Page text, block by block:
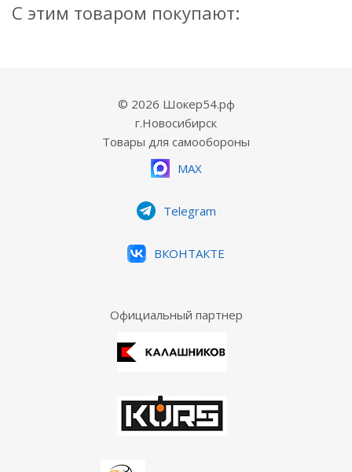
С этим товаром покупают:
© 2026 Шокер54.рф
г.Новосибирск
Товары для самообороны
MAX
Telegram
ВКОНТАКТЕ
Официальный партнер